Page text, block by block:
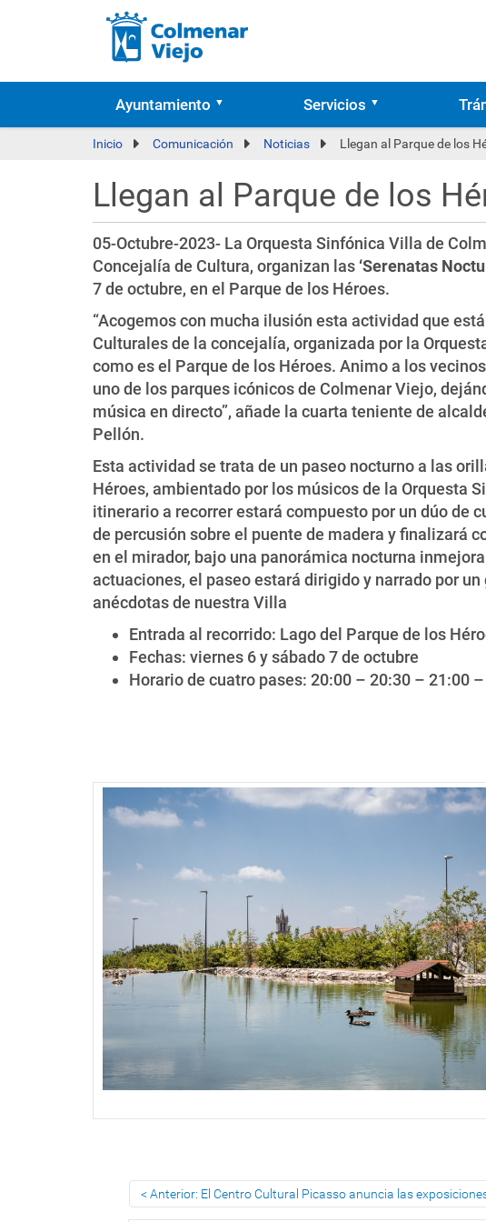
Ayuntamiento Servicios
Inicio Comunicación Noticias Llegan al Parque de los
Llegan al Parque de los
05-Octubre-2023- La Orquesta Sinfónica Villa de
Concejalía de Cultura, organizan las ‘Serenatas
7 de octubre, en el Parque de los Héroes.
“Acogemos con mucha ilusión esta actividad que
Culturales de la concejalía, organizada por la
como es el Parque de los Héroes. Animo a los
uno de los parques icónicos de Colmenar Viejo,
música en directo”, añade la cuarta teniente de
Pellón.
Esta actividad se trata de un paseo nocturno a las
Héroes, ambientado por los músicos de la Orquesta
itinerario a recorrer estará compuesto por un dúo de
de percusión sobre el puente de madera y finalizará
en el mirador, bajo una panorámica nocturna
actuaciones, el paseo estará dirigido y narrado por
anécdotas de nuestra Villa
Entrada al recorrido: Lago del Parque de los
Fechas: viernes 6 y sábado 7 de octubre
Horario de cuatro pases: 20:00 – 20:30 – 21:00
Anterior: El Centro Cultural Picasso anuncia las